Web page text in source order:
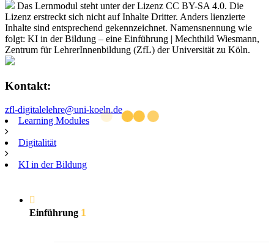
Das Lernmodul steht unter der Lizenz CC BY-SA 4.0. Die
Lizenz erstreckt sich nicht auf Inhalte Dritter. Anders lienzierte
Inhalte sind entsprechend gekennzeichnet. Namensnennung wie
folgt: KI in der Bildung – eine Einführung | Mechthild Wiesmann,
Zentrum für LehrerInnenbildung (ZfL) der Universität zu Köln.
Kontakt:
zfl-digitalelehre@uni-koeln.de
Learning Modules
Digitalität
KI in der Bildung
Einführung 1